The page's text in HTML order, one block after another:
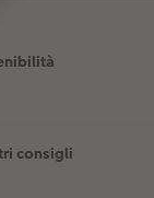
consigli